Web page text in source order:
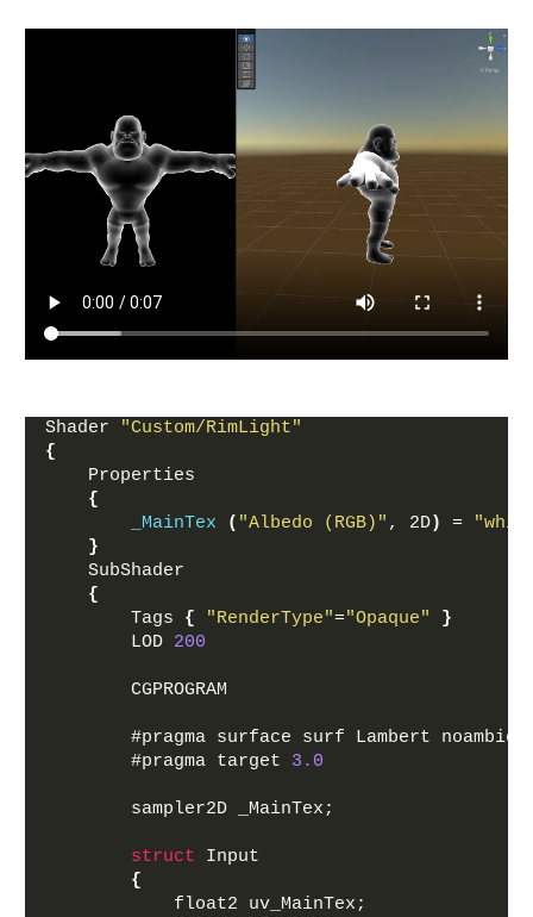
Shader
"Custom/RimLight"
{
    Properties
{
_MainTex
( "Albedo (RGB)" , 2D) =
}
    SubShader
{
        Tags
{ "RenderType"="Opaque"
}
        LOD
200
        CGPROGRAM
#pragma surface surf Lambert
        #pragma target
3.0
        sampler2D _MainTex;
struct Input
{
            float2 uv_MainTex;